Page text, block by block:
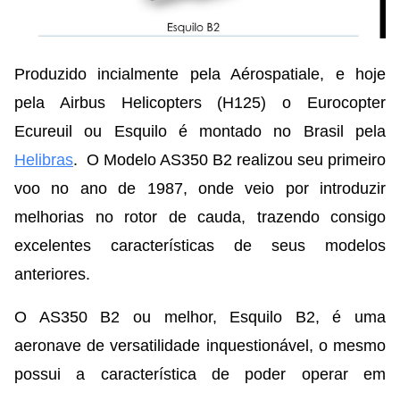
Produzido incialmente pela Aérospatiale, e hoje
pela Airbus Helicopters (H125) o Eurocopter
Ecureuil ou Esquilo é montado no Brasil pela
Helibras. O Modelo AS350 B2 realizou seu primeiro
voo no ano de 1987, onde veio por introduzir
melhorias no rotor de cauda, trazendo consigo
excelentes características de seus modelos
anteriores.
O AS350 B2 ou melhor, Esquilo B2, é uma
aeronave de versatilidade inquestionável, o mesmo
possui a característica de poder operar em